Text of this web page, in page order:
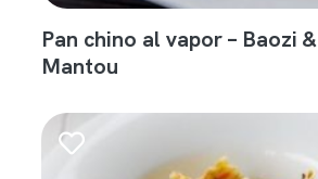
Pan chino al vapor – Baozi &
Mantou